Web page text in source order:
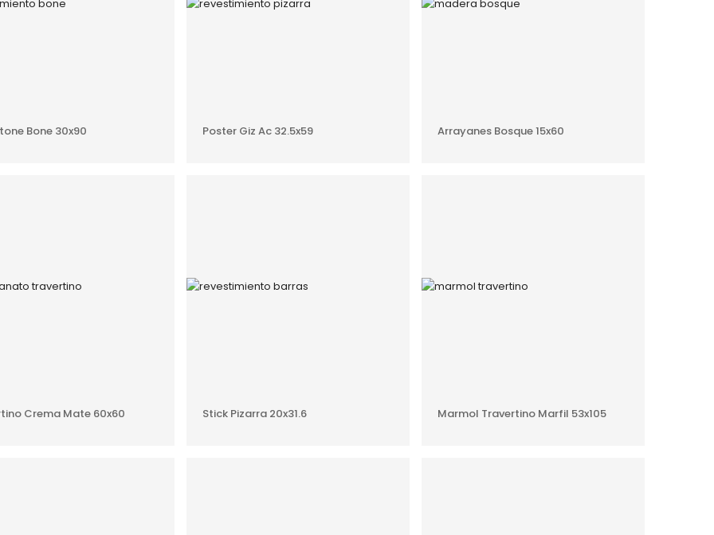
Bone 30x90 Poster Giz Ac 32.5x59 Arrayanes Bosque 15x60
Crema Mate 60x60 Stick Pizarra 20x31.6 Marmol Travertino Marfil 53x105